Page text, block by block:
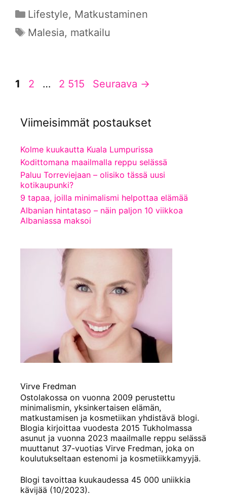
Kategoriat
Lifestyle, Matkustaminen
Avainsanat
Malesia, matkailu
Sivu
1 Sivu
2 … Sivu
2 515 Seuraava →
Viimeisimmät postaukset
Kolme kuukautta Kuala Lumpurissa
Kodittomana maailmalla reppu selässä
Paluu Torreviejaan – olisiko tässä uusi
kotikaupunki?
9 tapaa, joilla minimalismi helpottaa elämää
Albanian hintataso – näin paljon 10 viikkoa
Albaniassa maksoi
Virve Fredman
Ostolakossa on vuonna 2009 perustettu
minimalismin, yksinkertaisen elämän,
matkustamisen ja kosmetiikan yhdistävä blogi.
Blogia kirjoittaa vuodesta 2015 Tukholmassa
asunut ja vuonna 2023 maailmalle reppu selässä
muuttanut 37-vuotias Virve Fredman, joka on
koulutukseltaan estenomi ja kosmetiikkamyyjä.
Blogi tavoittaa kuukaudessa 45 000 uniikkia
kävijää (10/2023).